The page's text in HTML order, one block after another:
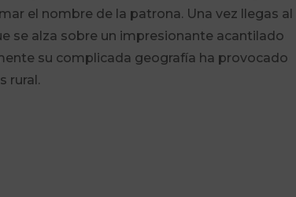
el nombre de la patrona. Una vez llegas al
se alza sobre un impresionante acantilado
su complicada geografía ha provocado
rural.